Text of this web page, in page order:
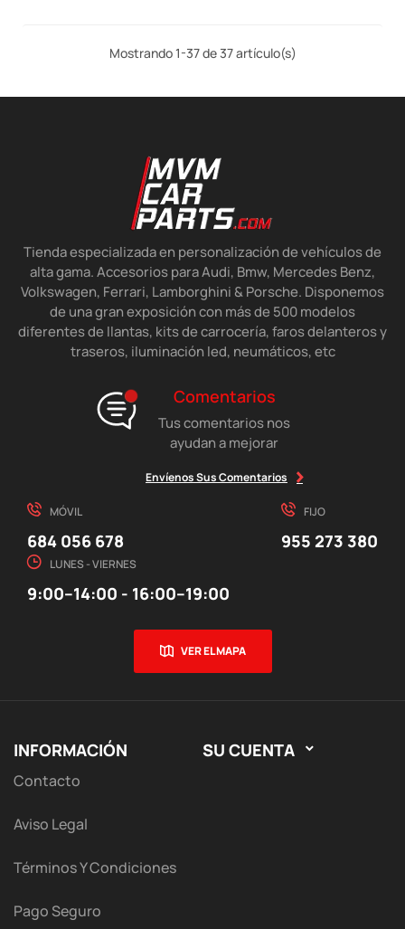
Mostrando 1-37 de 37 artículo(s)
Tienda especializada en personalización de vehículos de
alta gama. Accesorios para Audi, Bmw, Mercedes Benz,
Volkswagen, Ferrari, Lamborghini & Porsche. Disponemos
de una gran exposición con más de 500 modelos
diferentes de llantas, kits de carrocería, faros delanteros y
traseros, iluminación led, neumáticos, etc
Comentarios
Tus comentarios nos
ayudan a mejorar
Envíenos Sus Comentarios
MÓVIL
684 056 678
FIJO
955 273 380
LUNES - VIERNES
9:00–14:00 - 16:00–19:00
VER EL MAPA
INFORMACIÓN
Contacto
Aviso Legal
Términos Y Condiciones
Pago Seguro
SU CUENTA 